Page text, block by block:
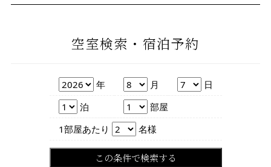
空室検索・宿泊予約
年 年 月 月 日
日
泊数 泊 部屋数 部屋
1部屋あたり
人数 名様
この条件で検索する